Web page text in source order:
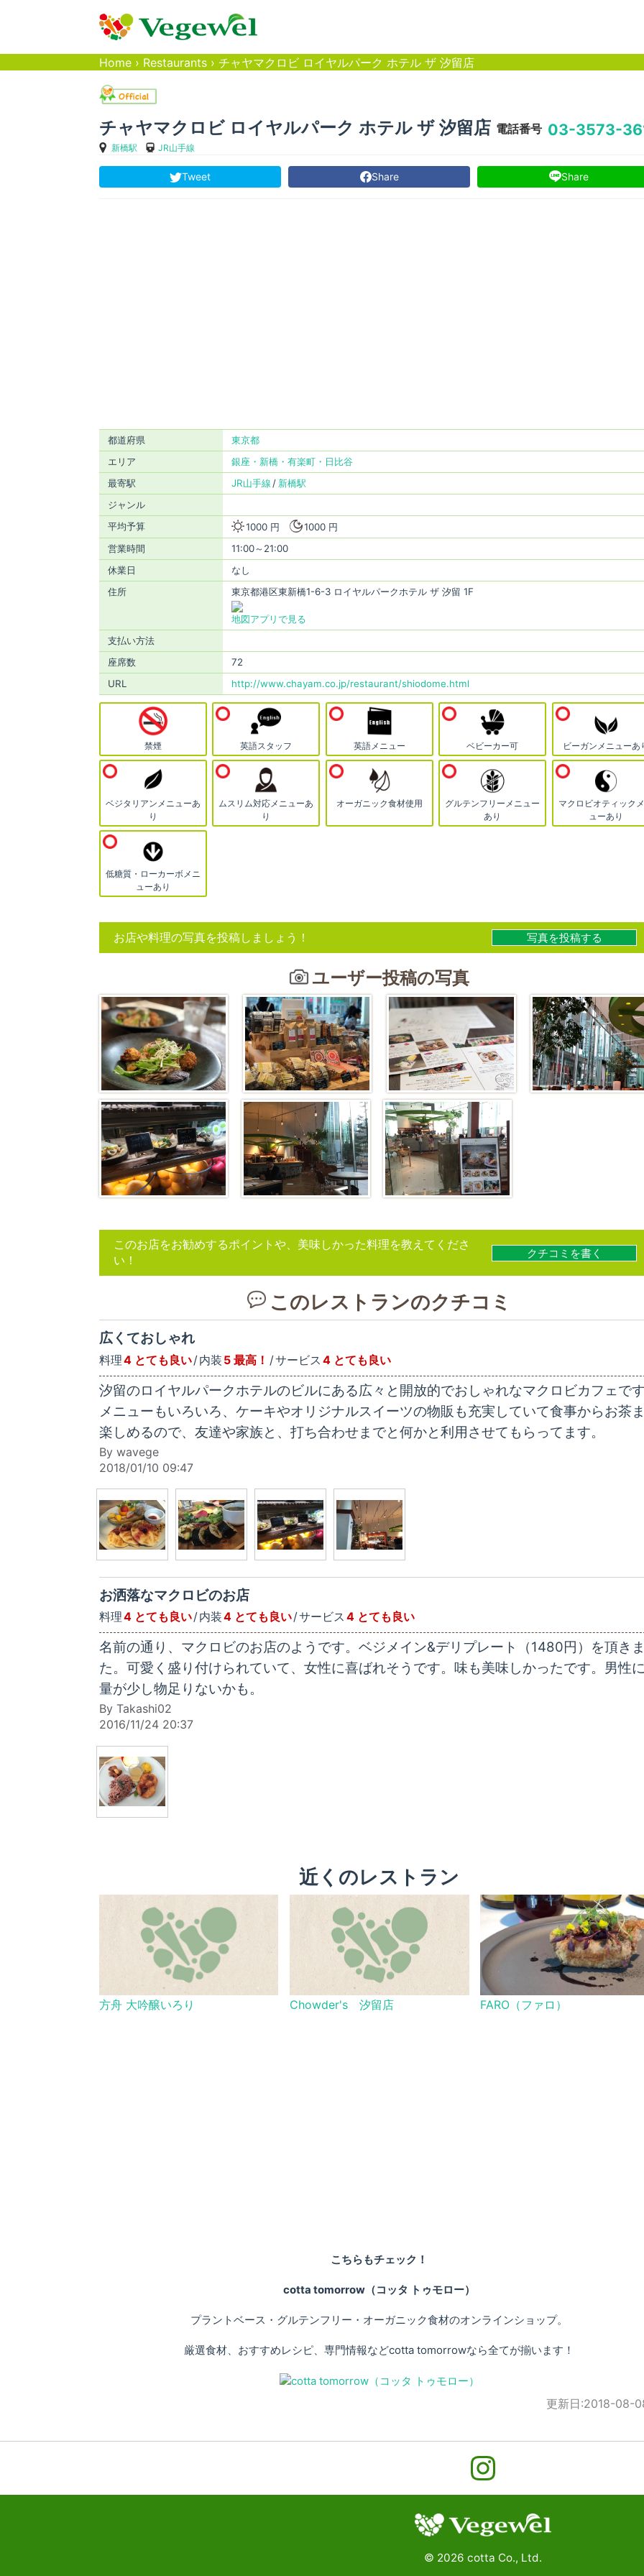
Home › Restaurants › チャヤマクロビ ロイヤルパーク ホテル ザ 汐留店
チャヤマクロビ ロイヤルパーク ホテル ザ 汐留店
新橋駅 JR山手線
電話番号 03-3573-
Tweet Share Share
都道府県
東京都
エリア
銀座・新橋・有楽町・日比谷
最寄駅
JR山手線
新橋駅
ジャンル
平均予算
1000 円
1000 円
営業時間
11:00～21:00
休業日
なし
住所
東京都港区東新橋1-6-3 ロイヤルパークホテル ザ 汐留 1F
地図アプリで見る
支払い方法
座席数
72
URL
http://www.chayam.co.jp/restaurant/shiodome.html
禁煙 英語スタッフ 英語メニュー ベビーカー可 ビーガンメニューあ
ベジタリアンメニューあ
り
ムスリム対応メニューあ
り
オーガニック食材使用
グルテンフリーメニュー
あり
マクロビオティック
ューあり
低糖質・ローカーボメニ
ューあり
お店や料理の写真を投稿しましょう！ 写真を投稿する
ユーザー投稿の写真
このお店をお勧めするポイントや、美味しかった料理を教えてくださ
い！
クチコミを書く
このレストランのクチコミ
広くておしゃれ
料理4 とても良い 内装 5 最高！ サービス 4 とても良い
汐留のロイヤルパークホテルのビルにある広々と開放的でおしゃれなマクロビカフェで
メニューもいろいろ、ケーキやオリジナルスイーツの物販も充実していて食事からお茶
楽しめるので、友達や家族と、打ち合わせまでと何かと利用させてもらってます。
By wavege
2018/01/10 09:47
お洒落なマクロビのお店
料理4 とても良い 内装4 とても良い サービス 4 とても良い
名前の通り、マクロビのお店のようです。ベジメイン&デリプレート（1480円）を頂き
た。可愛く盛り付けられていて、女性に喜ばれそうです。味も美味しかったです。男性
量が少し物足りないかも。
By Takashi02
2016/11/24 20:37
近くのレストラン
方舟 大吟醸いろり Chowder's 汐留店 FARO（ファロ）
こちらもチェック！
cotta tomorrow（コッタ トゥモロー）
プラントベース・グルテンフリー・オーガニック食材のオンラインショップ。
厳選食材、おすすめレシピ、専門情報などcotta tomorrowなら全てが揃います！
更新日:2018-08-
© 2026 cotta Co., Ltd.